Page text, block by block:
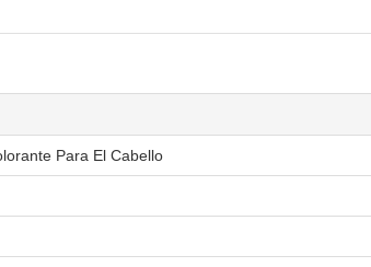
Para El Cabello